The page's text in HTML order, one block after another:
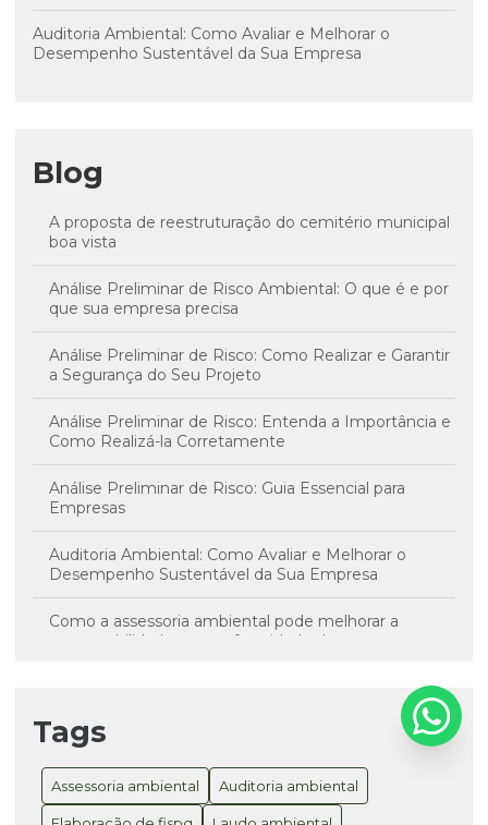
Auditoria Ambiental: Como Avaliar e Melhorar o
Desempenho Sustentável da Sua Empresa
Blog
A proposta de reestruturação do cemitério municipal
boa vista
Análise Preliminar de Risco Ambiental: O que é e por
que sua empresa precisa
Análise Preliminar de Risco: Como Realizar e Garantir
a Segurança do Seu Projeto
Análise Preliminar de Risco: Entenda a Importância e
Como Realizá-la Corretamente
Análise Preliminar de Risco: Guia Essencial para
Empresas
Auditoria Ambiental: Como Avaliar e Melhorar o
Desempenho Sustentável da Sua Empresa
Como a assessoria ambiental pode melhorar a
sustentabilidade e a conformidade da sua empresa
Consultoria Ambiental SC é Essencial para
Sustentabilidade e Conformidade Legal
Consultoria Registro ANVISA para Produtos: Como
Tags
Assessoria ambiental Auditoria ambiental